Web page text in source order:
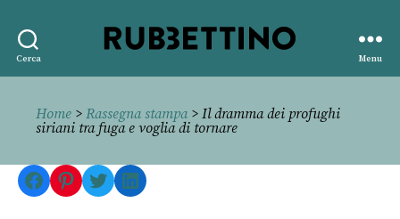
Cerca
editore
Menu
Home > Rassegna stampa> Il dramma dei profughi
siriani tra fuga e voglia di tornare
Facebook
Pinterest
TwitterLinkedIn